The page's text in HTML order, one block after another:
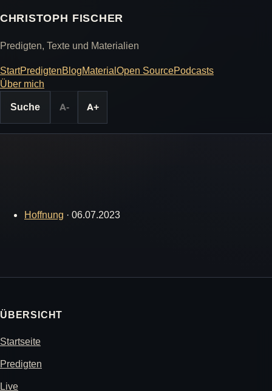
CHRISTOPH FISCHER
Predigten, Texte und Materialien
StartPredigtenBlogMaterialOpen SourcePodcasts
Über mich
Suche
A- A+
Hoffnung · 06.07.2023
ÜBERSICHT
Startseite
Predigten
Live